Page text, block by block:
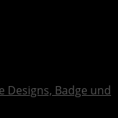
Designs, Badge und